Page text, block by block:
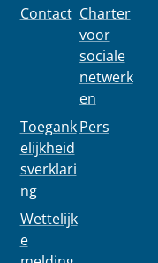
Contact
Toegank
elijkheid
sverklari
ng
Wettelijk
e
Charter
voor
sociale
netwerk
en
Pers